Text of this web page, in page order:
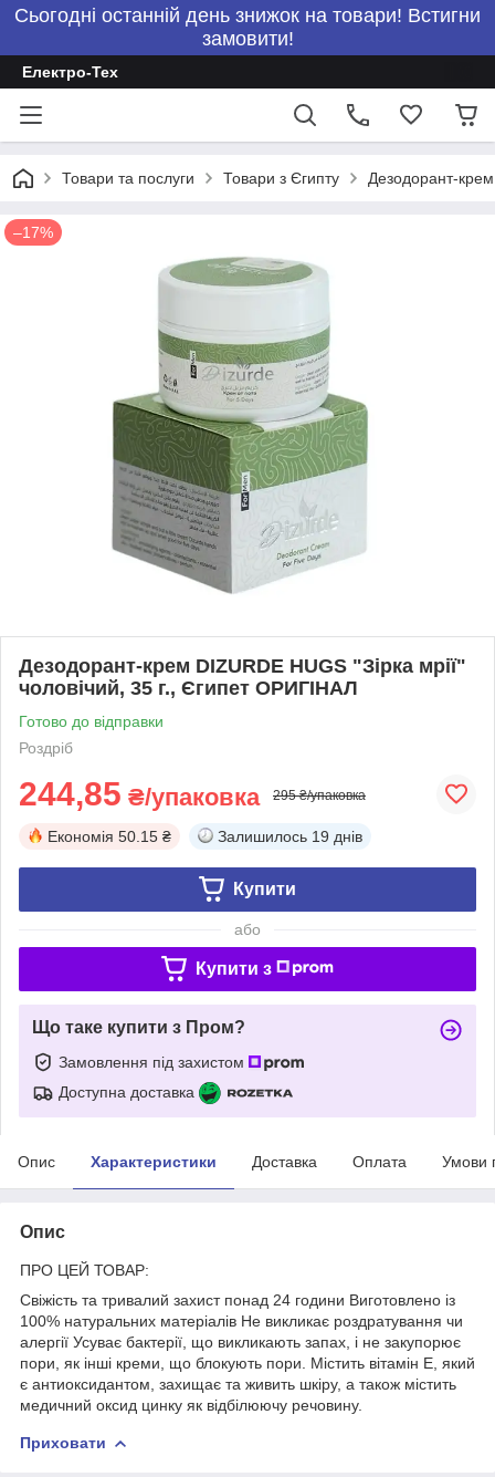
Сьогодні останній день знижок на товари! Встигни
замовити!
Електро-Тех
Товари та послуги Товари з Єгипту Дезодорант-
–17%
Дезодорант-крем DIZURDE HUGS "Зірка мрії"
чоловічий, 35 г., Єгипет ОРИГІНАЛ
Готово до відправки
Роздріб
244,85 ₴/упаковка 295 ₴/упаковка
Економія 50.15 ₴ Залишилось 19 днів
Купити
або
Купити з
Що таке купити з Пром?
Замовлення під захистом
Доступна доставка
Опис Характеристики Доставка Оплата Умови
Опис
ПРО ЦЕЙ ТОВАР:
Свіжість та тривалий захист понад 24 години Виготовлено із
100% натуральних матеріалів Не викликає роздратування чи
алергії Усуває бактерії, що викликають запах, і не закупорює
пори, як інші креми, що блокують пори. Містить вітамін Е, який
є антиоксидантом, захищає та живить шкіру, а також містить
медичний оксид цинку як відбілюючу речовину.
Приховати